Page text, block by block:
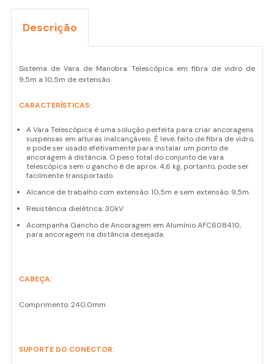
Descrição
Sistema de Vara de Manobra Telescópica em fibra de vidro de
9,5m a 10,5m de extensão
CARACTERÍSTICAS:
A Vara Telescópica é uma solução perfeita para criar ancoragens
suspensas em alturas inalcançáveis. É leve, feito de fibra de vidro,
e pode ser usado efetivamente para instalar um ponto de
ancoragem à distância. O peso total do conjunto de vara
telescópica sem o gancho é de aprox. 4,6 kg, portanto, pode ser
facilmente transportado.
Alcance de trabalho com extensão: 10,5m e sem extensão: 9,5m.
Resistência dielétrica: 30kV
Acompanha Gancho de Ancoragem em Alumínio AFC608410,
para ancoragem na distância desejada.
CABEÇA:
Comprimento: 240,0mm
SUPORTE DO CONECTOR: